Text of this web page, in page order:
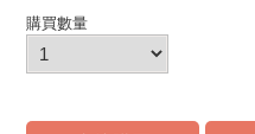
購買數量